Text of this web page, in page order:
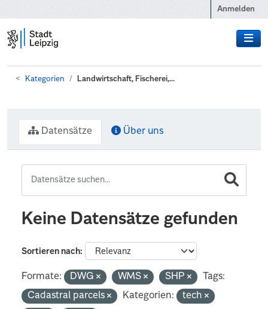
Anmelden
Kategorien Landwirtschaft, Fischerei,...
Datensätze Über uns
Keine Datensätze gefunden
Sortieren nach
Formate: DWG WMS SHP
Tags:
Cadastral parcels
Kategorien:
tech